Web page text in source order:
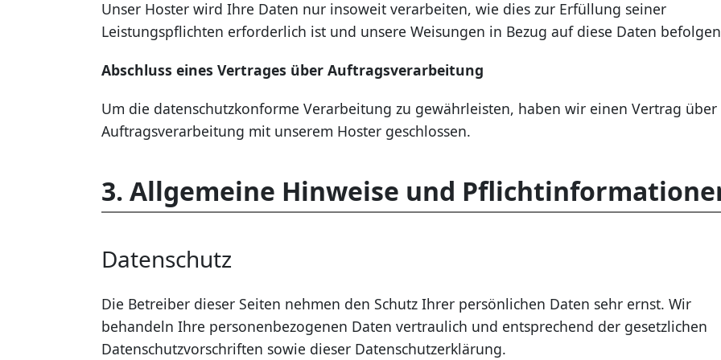
Unser Hoster wird Ihre Daten nur insoweit verarbeiten, wie dies zur Erfüllung seiner
Leistungspflichten erforderlich ist und unsere Weisungen in Bezug auf diese Daten
Abschluss eines Vertrages über Auftragsverarbeitung
Um die datenschutzkonforme Verarbeitung zu gewährleisten, haben wir einen Vertrag über
Auftragsverarbeitung mit unserem Hoster geschlossen.
3. Allgemeine Hinweise und
Datenschutz
Die Betreiber dieser Seiten nehmen den Schutz Ihrer persönlichen Daten sehr ernst. Wir
behandeln Ihre personenbezogenen Daten vertraulich und entsprechend der gesetzlichen
Datenschutzvorschriften sowie dieser Datenschutzerklärung.